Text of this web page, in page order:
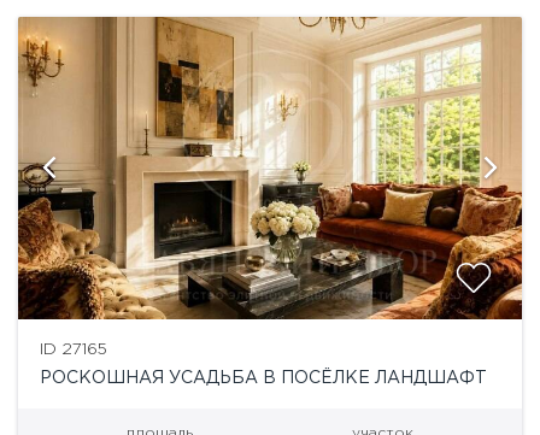
ID 27165
РОСКОШНАЯ УСАДЬБА В ПОСЁЛКЕ ЛАНДШАФТ